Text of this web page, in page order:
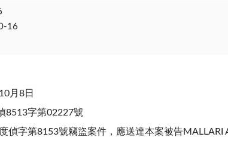
16
月8日
8513字第02227號‌
偵字第8153號竊盜案件，應送達本案被告MALLARI